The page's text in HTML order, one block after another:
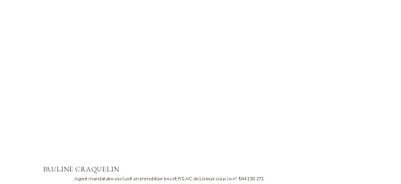
PAULINE CRAQUELIN
Agent mandataire exclusif en immobilier inscrit RSAC de Lisieux sous le n° 944 130 271